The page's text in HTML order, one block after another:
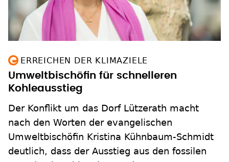
ERREICHEN DER KLIMAZIELE
Umweltbischöfin für schnelleren
Kohleausstieg
Der Konflikt um das Dorf Lützerath macht
nach den Worten der evangelischen
Umweltbischöfin Kristina Kühnbaum-Schmidt
deutlich, dass der Ausstieg aus den fossilen